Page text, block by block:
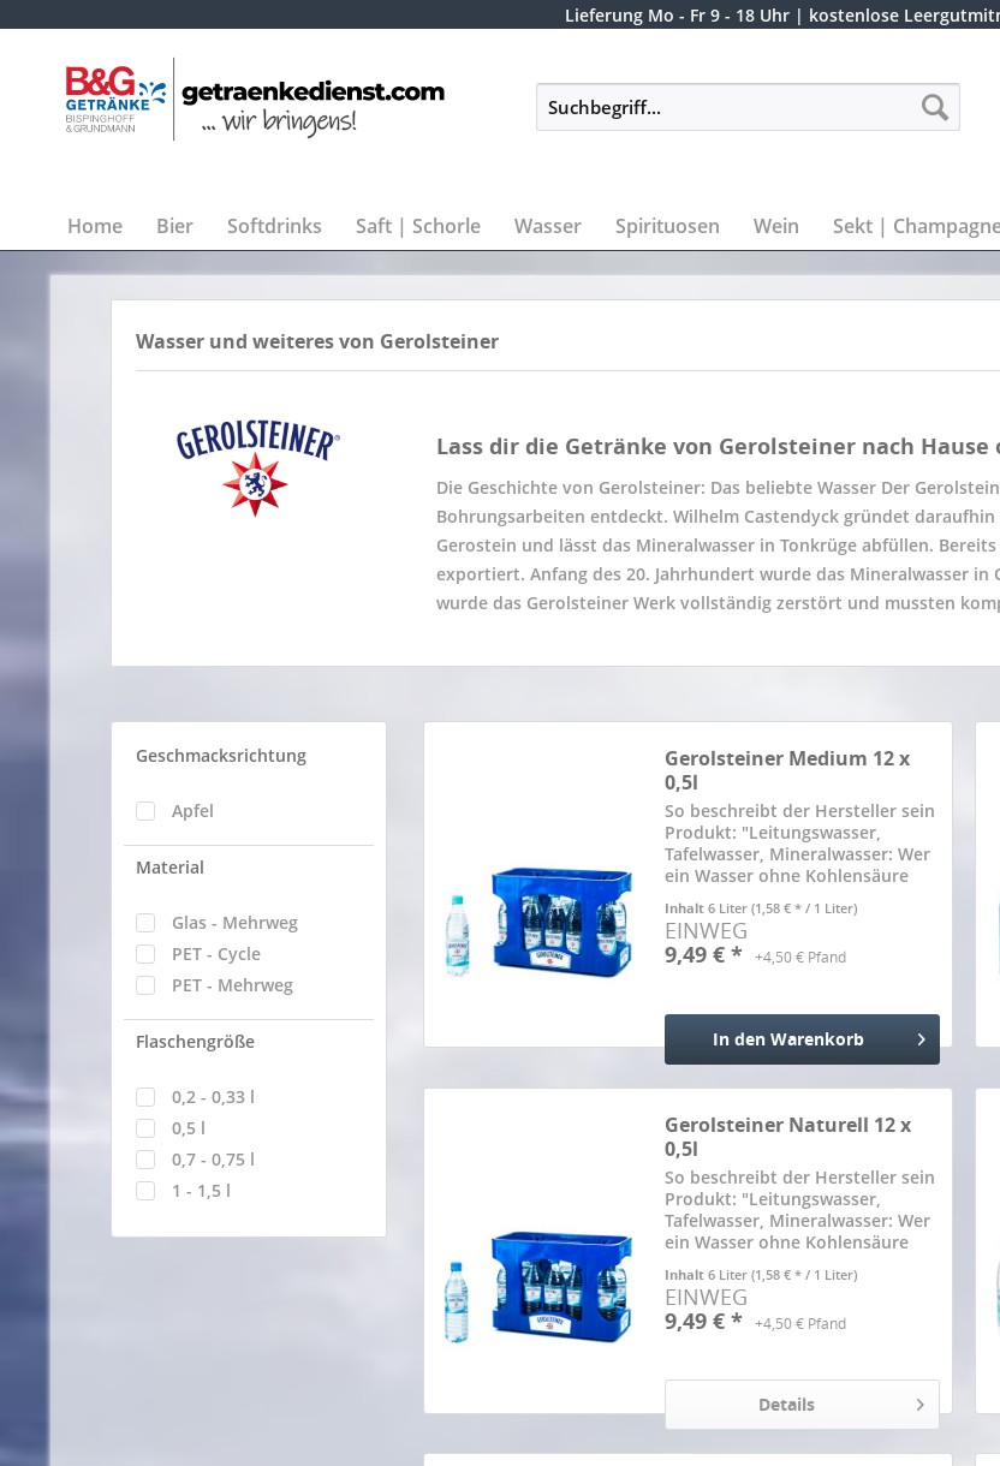
Lieferung Mo - Fr 9 - 18 Uhr | kostenlose
Home Bier Softdrinks Saft | Schorle Wasser Spirituosen Wein Sekt |
Wasser und weiteres von Gerolsteiner
Lass dir die Getränke von Gerolsteiner nach
Die Geschichte von Gerolsteiner: Das beliebte Wasser Der
Bohrungsarbeiten entdeckt. Wilhelm Castendyck gründet
Gerostein und lässt das Mineralwasser in Tonkrüge abfüllen.
exportiert. Anfang des 20. Jahrhundert wurde das Mineralwasser
wurde das Gerolsteiner Werk vollständig zerstört und mussten
Geschmacksrichtung
Apfel
Material
Glas - Mehrweg
PET - Cycle
PET - Mehrweg
Flaschengröße
0,2 - 0,33 l
0,5 l
0,7 - 0,75 l
1 - 1,5 l
Gerolsteiner Medium 12 x
0,5l
So beschreibt der Hersteller sein
Produkt: "Leitungswasser,
Tafelwasser, Mineralwasser: Wer
ein Wasser ohne Kohlensäure
genießen will, hat viele
Möglichkeiten. Warum gerade
Gerolsteiner Naturell eine
ausgezeichnete Wahl ist? Weil
Inhalt6 Liter(1,58 € * / 1 Liter)
EINWEG
9,49 € *
+4,50 € Pfand
In den Warenkorb
Hinzugefügt
Gerolsteiner Naturell 12 x
0,5l
So beschreibt der Hersteller sein
Produkt: "Leitungswasser,
Tafelwasser, Mineralwasser: Wer
ein Wasser ohne Kohlensäure
Möglichkeiten. Warum gerade
Gerolsteiner Naturell eine
ausgezeichnete Wahl ist? Weil
Inhalt6 Liter(1,58 € * / 1 Liter)
EINWEG
9,49 € *
+4,50 € Pfand
Details